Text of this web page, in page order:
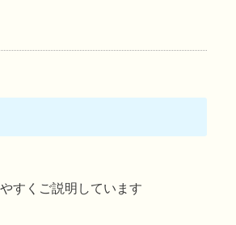
すくご説明しています